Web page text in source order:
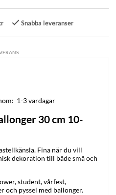
Snabba leveranser
1-3 vardagar
30 cm 10-
Fina när du vill
dekoration till både små och
student, vårfest,
och pyssel med ballonger.